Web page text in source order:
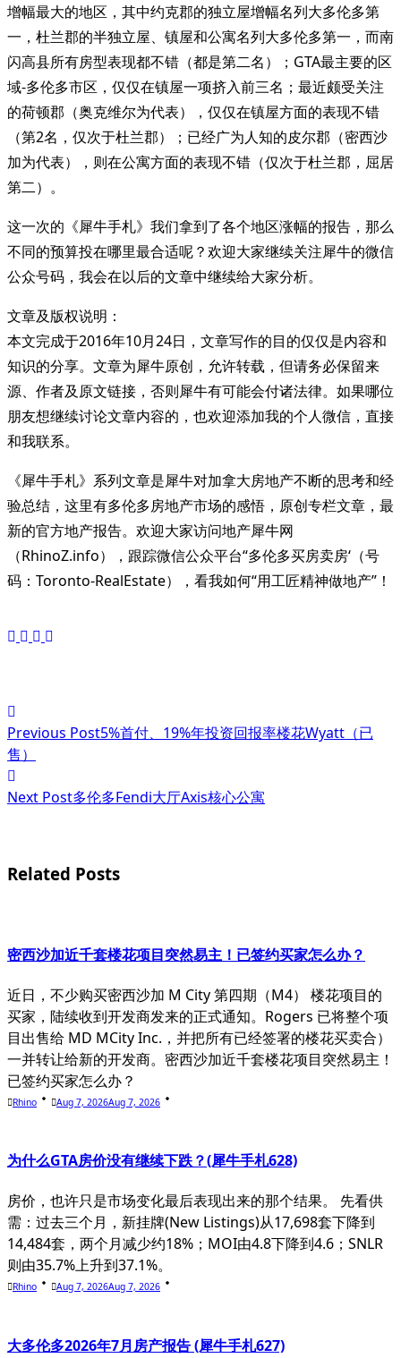
增幅最大的地区，其中约克郡的独立屋增幅名列大多伦多第
一，杜兰郡的半独立屋、镇屋和公寓名列大多伦多第一，而南
闪高县所有房型表现都不错（都是第二名）；GTA最主要的区
域-多伦多市区，仅仅在镇屋一项挤入前三名；最近颇受关注
的荷顿郡（奥克维尔为代表），仅仅在镇屋方面的表现不错
（第2名，仅次于杜兰郡）；已经广为人知的皮尔郡（密西沙
加为代表），则在公寓方面的表现不错（仅次于杜兰郡，屈居
第二）。
这一次的《犀牛手札》我们拿到了各个地区涨幅的报告，那么
不同的预算投在哪里最合适呢？欢迎大家继续关注犀牛的微信
公众号码，我会在以后的文章中继续给大家分析。
文章及版权说明：
本文完成于2016年10月24日，文章写作的目的仅仅是内容和
知识的分享。文章为犀牛原创，允许转载，但请务必保留来
源、作者及原文链接，否则犀牛有可能会付诸法律。如果哪位
朋友想继续讨论文章内容的，也欢迎添加我的个人微信，直接
和我联系。
《犀牛手札》系列文章是犀牛对加拿大房地产不断的思考和经
验总结，这里有多伦多房地产市场的感悟，原创专栏文章，最
新的官方地产报告。欢迎大家访问地产犀牛网
（RhinoZ.info），跟踪微信公众平台“多伦多买房卖房‘（号
码：Toronto-RealEstate），看我如何“用工匠精神做地产”！
<span
class="nav-
subtitle
screen-
text">Page</span>
Previous Post5%首付、19%年投资回报率楼花Wyatt（已
售）
Next Post多伦多Fendi大厅Axis核心公寓
Related Posts
密西沙加近千套楼花项目突然易主！已签约买家怎么办？
近日，不少购买密西沙加 M City 第四期（M4） 楼花项目的
买家，陆续收到开发商发来的正式通知。Rogers 已将整个项
目出售给 MD MCity Inc.，并把所有已经签署的楼花买卖合）
一并转让给新的开发商。密西沙加近千套楼花项目突然易主！
已签约买家怎么办？
Rhino Aug 7, 2026Aug 7, 2026
为什么GTA房价没有继续下跌？(犀牛手札628)
房价，也许只是市场变化最后表现出来的那个结果。 先看供
需：过去三个月，新挂牌(New Listings)从17,698套下降到
14,484套，两个月减少约18%；MOI由4.8下降到4.6；SNLR
则由35.7%上升到37.1%。
Rhino Aug 7, 2026Aug 7, 2026
大多伦多2026年7月房产报告 (犀牛手札627)